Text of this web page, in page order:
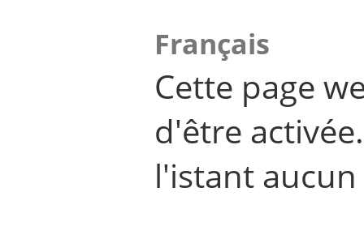
Français
Cette page
d'être
l'istant